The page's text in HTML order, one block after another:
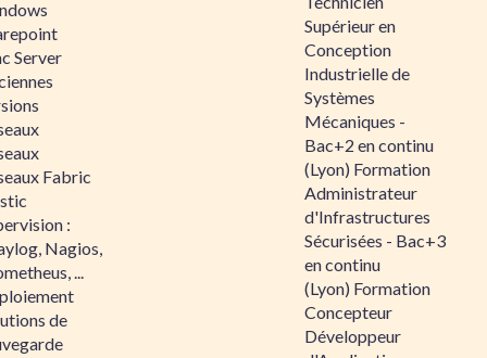
Server
Fabric
:
Nagios,
...
de
Supérieur en
Conception
Industrielle de
Systèmes
Mécaniques -
Bac+2 en continu
(Lyon) Formation
Administrateur
d'Infrastructures
Sécurisées - Bac+3
en continu
(Lyon) Formation
Concepteur
Développeur